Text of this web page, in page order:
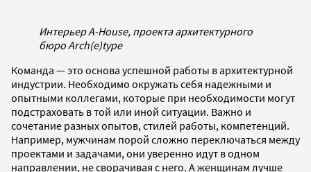
Интерьер A-House, проекта архитектурного
бюро Arch(e)type
Команда — это основа успешной работы в архитектурной
индустрии. Необходимо окружать себя надежными и
опытными коллегами, которые при необходимости могут
подстраховать в той или иной ситуации. Важно и
сочетание разных опытов, стилей работы, компетенций.
Например, мужчинам порой сложно переключаться между
проектами и задачами, они уверенно идут в одном
направлении, не сворачивая с него. А женщинам лучше